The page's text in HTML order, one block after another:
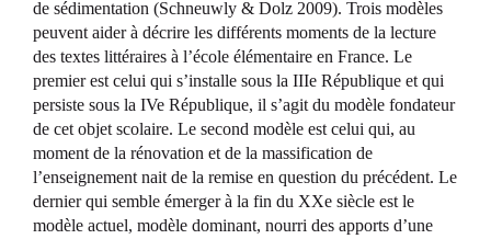
de sédimentation (Schneuwly & Dolz 2009). Trois modèles
peuvent aider à décrire les différents moments de la lecture
des textes littéraires à l’école élémentaire en France. Le
premier est celui qui s’installe sous la IIIe République et qui
persiste sous la IVe République, il s’agit du modèle fondateur
de cet objet scolaire. Le second modèle est celui qui, au
moment de la rénovation et de la massification de
l’enseignement nait de la remise en question du précédent. Le
dernier qui semble émerger à la fin du XXe siècle est le
modèle actuel, modèle dominant, nourri des apports d’une